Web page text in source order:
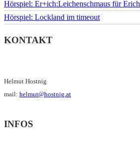
Hörspiel: Er+ich:Leichenschmaus für Erich
Hörspiel: Lockland im timeout
KONTAKT
Helmut Hostnig
mail: helmut@hostnig.at
INFOS